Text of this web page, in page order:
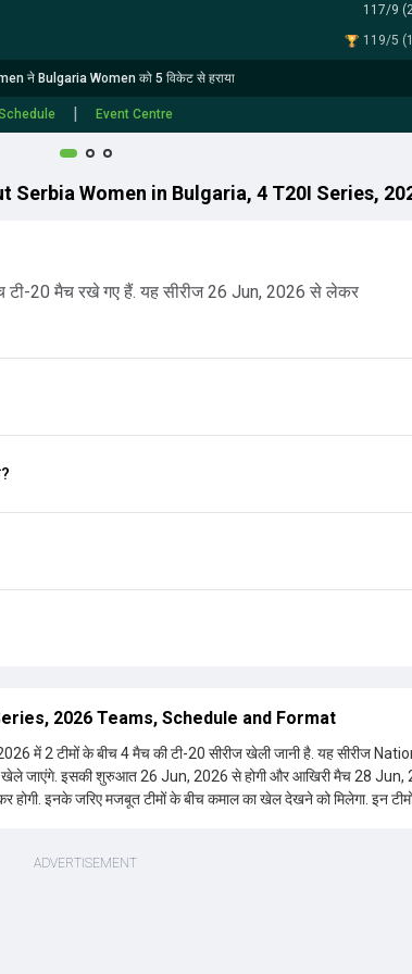
117/9
119/5
ने Bulgaria Women को 5 विकेट से हराया
| Event Centre
Serbia Women in Bulgaria, 4 T20I Series,
टी-20 मैच रखे गए हैं. यह सीरीज 26 Jun, 2026 से लेकर
2026 Teams, Schedule and Format
में 2 टीमों के बीच 4 मैच की टी-20 सीरीज खेली जानी है. यह सीरीज
से होगी और आखिरी मैच 28 Jun, 2026
होगी. इनके जरिए मजबूत टीमों के बीच कमाल का खेल देखने को मिलेगा. इन टीमों
सीरीज, वेन्यू, पिच, स्टेडियम का इतिहास, हेड टू हेड आंकड़े, खिलाड़ियों,